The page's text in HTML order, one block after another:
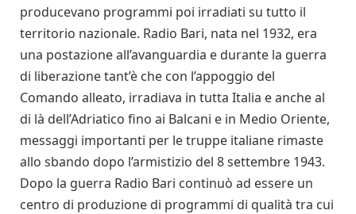
producevano programmi poi irradiati su tutto il
territorio nazionale. Radio Bari, nata nel 1932, era
una postazione all’avanguardia e durante la guerra
di liberazione tant’è che con l’appoggio del
Comando alleato, irradiava in tutta Italia e anche al
di là dell’Adriatico fino ai Balcani e in Medio Oriente,
messaggi importanti per le truppe italiane rimaste
allo sbando dopo l’armistizio del 8 settembre 1943.
Dopo la guerra Radio Bari continuò ad essere un
centro di produzione di programmi di qualità tra cui